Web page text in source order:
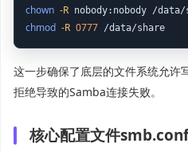
chown -R
chmod -R 0777 /data/share
这一步确保了底层的文件系统允许
拒绝导致的Samba连接失败。
核心配置文件